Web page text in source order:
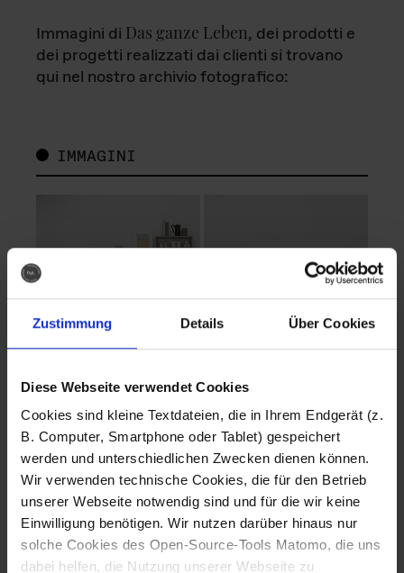
Zustimmung Details Über Cookies
Diese Webseite verwendet Cookies
Cookies sind kleine Textdateien, die in Ihrem Endgerät (z.
B. Computer, Smartphone oder Tablet) gespeichert
werden und unterschiedlichen Zwecken dienen können.
Wir verwenden technische Cookies, die für den Betrieb
unserer Webseite notwendig sind und für die wir keine
Einwilligung benötigen. Wir nutzen darüber hinaus nur
solche Cookies des Open-Source-Tools Matomo, die uns
dabei helfen, die Nutzung unserer Webseite zu
Immagini di Das ganze Leben, dei prodotti e
dei progetti realizzati dai clienti si trovano
qui nel nostro archivio fotografico:
IMMAGINI
Fotografo: Lorenz
Sternbach
Download
Fotografo: Lorenz
Sternbach
Download